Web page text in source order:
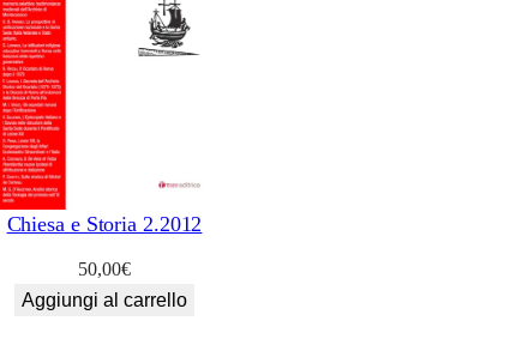
Chiesa e Storia 2.2012
50,00€
Aggiungi al carrello